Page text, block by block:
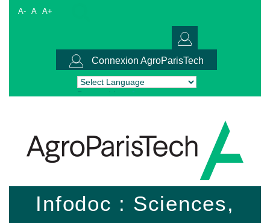
A- A A+
Connexion AgroParisTech
Powered by Translate
Infodoc : Sciences,